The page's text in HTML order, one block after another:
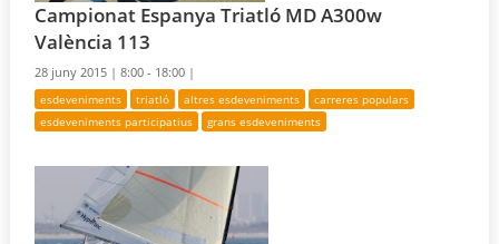
Campionat Espanya Triatló MD A300w
València 113
28 juny 2015 |8:00 - 18:00 |
esdeveniments triatló altres esdeveniments
carreres populars
esdeveniments participatius
grans esdeveniments